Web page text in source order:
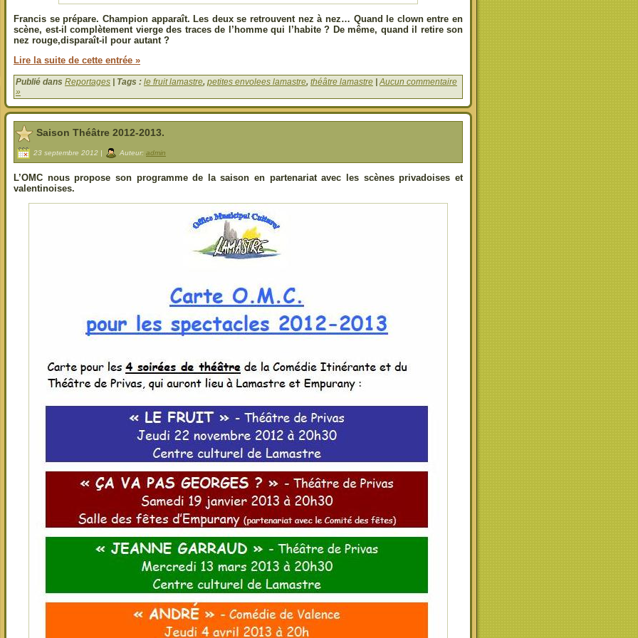
Francis se prépare. Champion apparaît. Les deux se retrouvent nez à nez… Quand le clown entre en
scène, est-il complètement vierge des traces de l’homme qui l’habite ? De même, quand il retire son
nez rouge,disparaît-il pour autant ?
Lire la suite de cette entrée »
Publié dans Reportages | Tags : le fruit lamastre, petites envolees lamastre, théâtre lamastre |Aucun commentaire
»
Saison Théâtre 2012-2013.
23 septembre 2012 | Auteur: admin
L’OMC nous propose son programme de la saison en partenariat avec les scènes privadoises et
valentinoises.